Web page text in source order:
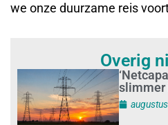
we onze duurzame reis
Overig
slimmer